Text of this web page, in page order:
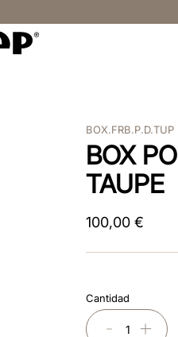
BOX.FRB.P.D.TUP
BOX
TAUPE
100,00 €
Cantidad
＋
－